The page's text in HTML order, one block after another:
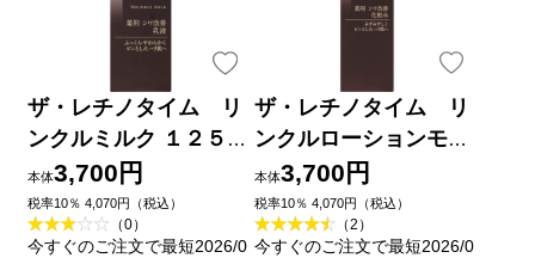
ザ・レチノタイム リ
ンクルミルク １２５ｍ
ｌ (医薬部外品)
本体3,700円
税率10％ 4,070円（税込）
（0）
今すぐのご注文で最短2026/0
ザ・レチノタイム リ
ンクルローションモイ
スト １６０ｍｌ (医薬
部外品)
本体3,700円
税率10％ 4,070円（税込）
（2）
今すぐのご注文で最短2026/0